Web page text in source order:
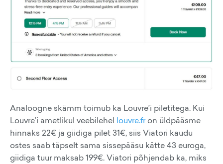
Analoogne skämm toimub ka Louvre’i piletitega. Kui
Louvre’i ametlikul veebilehel louvre.fron üldpääsme
hinnaks 22€ ja giidiga pilet 31€, siis Viatori kaudu
ostes saab täpselt sama sissepääsu kätte 43 euroga,
giidiga tuur maksab 199€. Viatori põhjendab ka, miks